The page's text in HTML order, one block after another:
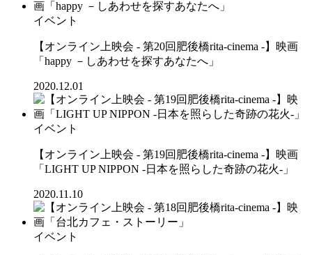
イベント
【オンライン上映会 - 第20回肥後橋rita-cinema -】映画
「happy －しあわせを探すあなたへ」
2020.12.01
イベント
【オンライン上映会 - 第19回肥後橋rita-cinema -】映画
「LIGHT UP NIPPON -日本を照らした奇跡の花火-」
2020.11.10
イベント